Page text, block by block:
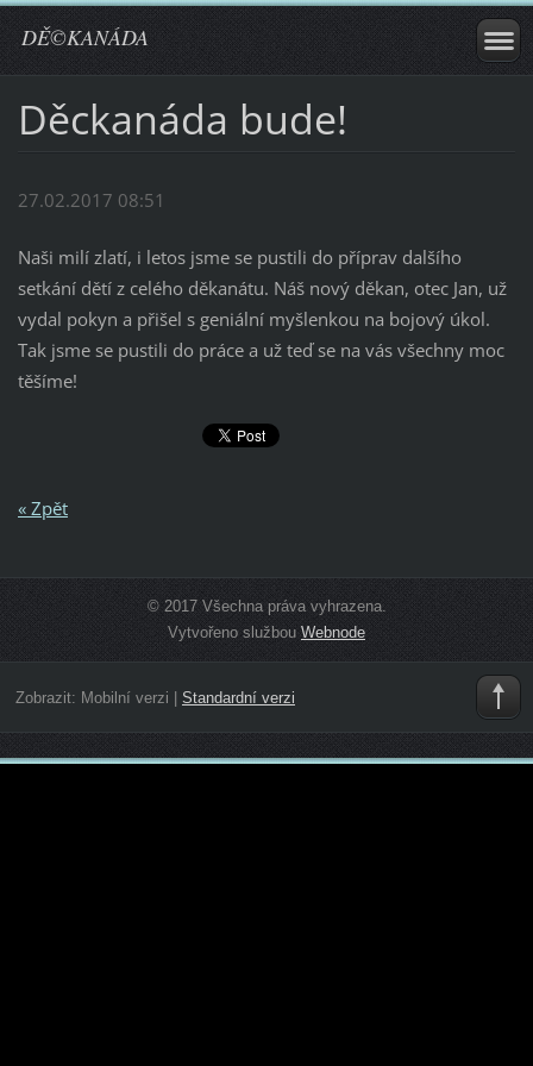
DĚ©KANÁDA
Děckanáda bude!
27.02.2017 08:51
Naši milí zlatí, i letos jsme se pustili do příprav dalšího
setkání dětí z celého děkanátu. Náš nový děkan, otec Jan, už
vydal pokyn a přišel s geniální myšlenkou na bojový úkol.
Tak jsme se pustili do práce a už teď se na vás všechny moc
těšíme!
« Zpět
© 2017 Všechna práva vyhrazena.
Vytvořeno službouWebnode
Zobrazit: Mobilní verzi Standardní verzi